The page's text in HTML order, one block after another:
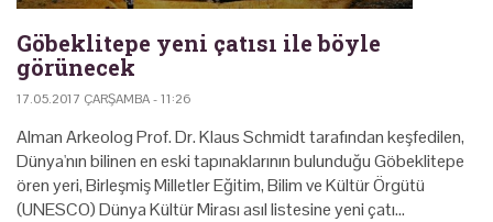
Göbeklitepe yeni çatısı ile böyle
görünecek
17.05.2017 ÇARŞAMBA - 11:26
Alman Arkeolog Prof. Dr. Klaus Schmidt tarafından keşfedilen,
Dünya'nın bilinen en eski tapınaklarının bulunduğu Göbeklitepe
ören yeri, Birleşmiş Milletler Eğitim, Bilim ve Kültür Örgütü
(UNESCO) Dünya Kültür Mirası asıl listesine yeni çatı…